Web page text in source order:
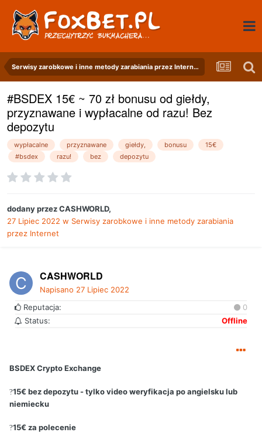
Serwisy zarobkowe i inne metody zarabiania przez Internet
#BSDEX 15€ ~ 70 zł bonusu od giełdy,
przyznawane i wypłacalne od razu! Bez
depozytu
wypłacalne przyznawane giełdy, bonusu
15€
#bsdex
razu! bez depozytu
dodany przezCASHWORLD,
27 Lipiec 2022 w Serwisy zarobkowe i inne metody zarabiania
przez Internet
CASHWORLD
Napisano 27 Lipiec 2022
Reputacja:
0
Status:
Offline
BSDEX Crypto Exchange
?15€ bez depozytu - tylko video weryfikacja po angielsku lub
niemiecku
?15€ za polecenie